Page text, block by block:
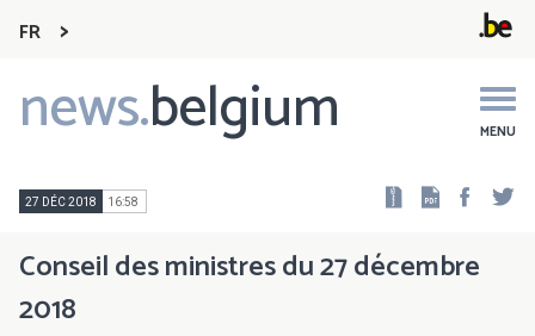
FR
news.belgium MENU
Main
navigation
27 DÉC 2018 16:58
Conseil des ministres du 27 décembre
2018